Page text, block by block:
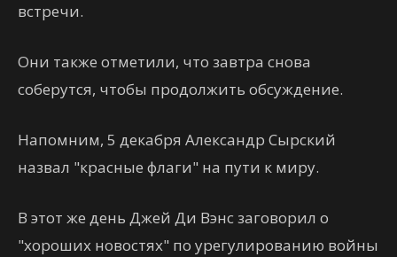
встречи.
Они также отметили, что завтра снова
соберутся, чтобы продолжить обсуждение.
Напомним, 5 декабря Александр Сырский
назвал "красные флаги" на пути к миру.
В этот же день Джей Ди Вэнс заговорил о
"хороших новостях" по урегулированию войны